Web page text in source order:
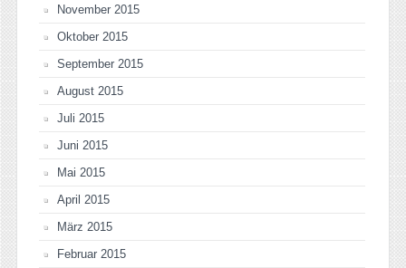
November 2015
Oktober 2015
September 2015
August 2015
Juli 2015
Juni 2015
Mai 2015
April 2015
März 2015
Februar 2015